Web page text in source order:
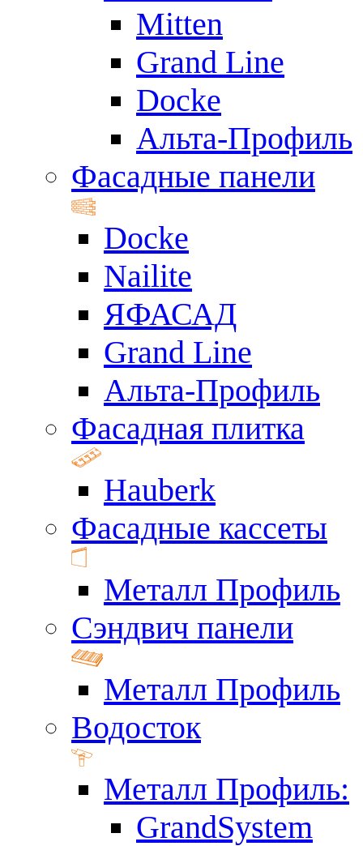
Mitten
Grand Line
Docke
Альта-Профиль
Фасадные панели
Docke
Nailite
ЯФАСАД
Grand Line
Альта-Профиль
Фасадная плитка
Hauberk
Фасадные кассеты
Металл Профиль
Сэндвич панели
Металл Профиль
Водосток
Металл Профиль:
GrandSystem